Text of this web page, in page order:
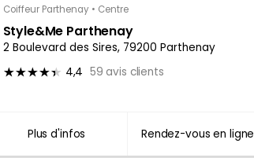
Coiffeur Parthenay • Centre
Style&Me Parthenay
2 Boulevard des Sires, 79200 Parthenay
4,4 59 avis clients
Plus d'infos Rendez-vous en ligne